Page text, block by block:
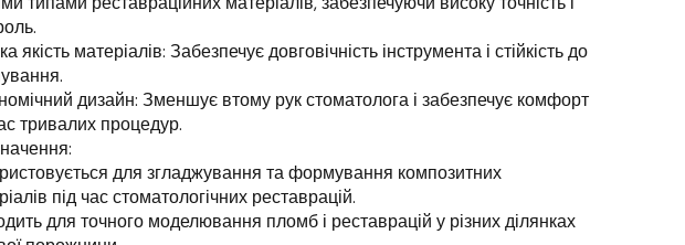
якість матеріалів: Забезпечує довговічність інструмента і стійкість до
дизайн: Зменшує втому рук стоматолога і забезпечує комфорт
тривалих процедур.
для згладжування та формування композитних
під час стоматологічних реставрацій.
для точного моделювання пломб і реставрацій у різних ділянках